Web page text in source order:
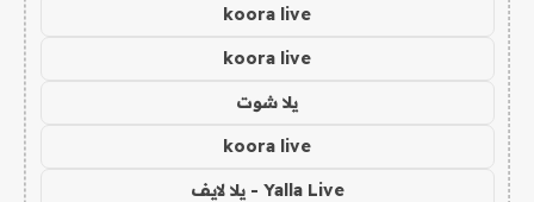
koora live
koora live
يلا شوت
koora live
Yalla Live - يلا لايف